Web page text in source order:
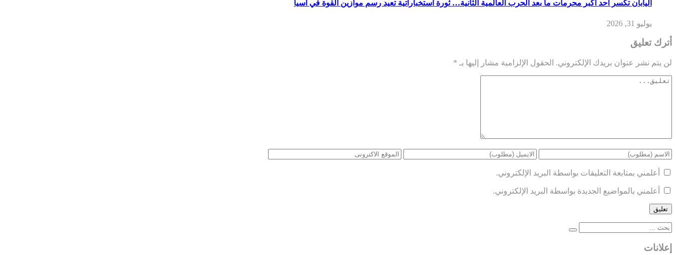
اليابان تكسر أحد أكبر محرمات ما بعد الحرب العالمية الثانية… ثورة استخباراتية تعيد رسم موازين القوة في آسيا
يوليو 31, 2026
أترك تعليق
لن يتم نشر عنوان بريدك الإلكتروني. الحقول الإلزامية مشار إليها بـ *
أعلمني بمتابعة التعليقات بواسطة البريد الإلكتروني.
أعلمني بالمواضيع الجديدة بواسطة البريد الإلكتروني.
إعلانات